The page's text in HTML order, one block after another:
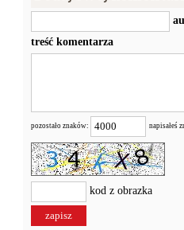
treść komentarza
pozostało znaków: napisałeś
kod z obrazka